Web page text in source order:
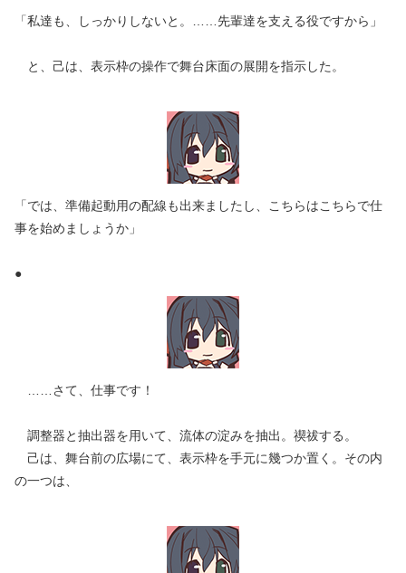
「私達も、しっかりしないと。……先輩達を支える役ですから」
と、己は、表示枠の操作で舞台床面の展開を指示した。
「では、準備起動用の配線も出来ましたし、こちらはこちらで仕
事を始めましょうか」
●
……さて、仕事です！
調整器と抽出器を用いて、流体の淀みを抽出。禊祓する。
己は、舞台前の広場にて、表示枠を手元に幾つか置く。その内
の一つは、